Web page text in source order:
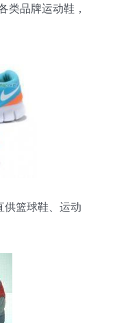
类品牌运动鞋，
供篮球鞋、运动